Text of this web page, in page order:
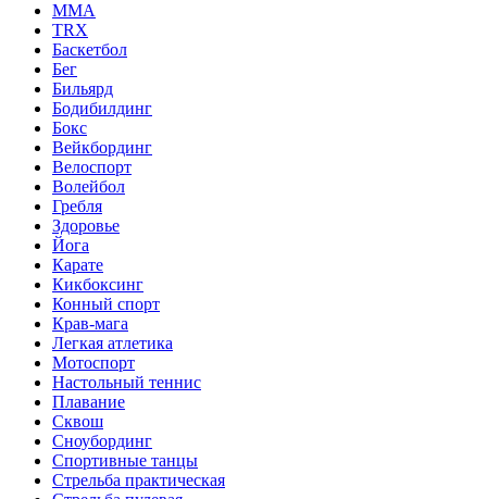
MMA
TRX
Баскетбол
Бег
Бильярд
Бодибилдинг
Бокс
Вейкбординг
Велоспорт
Волейбол
Гребля
Здоровье
Йога
Карате
Кикбоксинг
Конный спорт
Крав-мага
Легкая атлетика
Мотоспорт
Настольный теннис
Плавание
Сквош
Сноубординг
Спортивные танцы
Стрельба практическая